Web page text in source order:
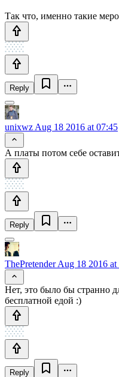
Так что, именно такие
Reply
unixwz Aug 18 2016 at 07:45
А платы потом себе
Reply
ThePretenderAug 18 2016 at
Нет, это было бы странно
бесплатной едой :)
Reply